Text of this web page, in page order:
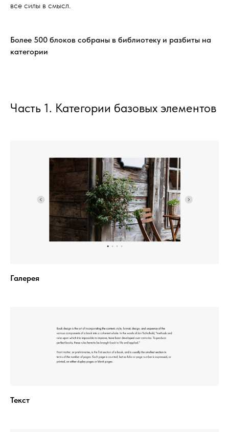
все силы в смысл.
Более 500 блоков собраны в библиотеку и разбиты на
категории
Часть 1. Категории базовых элементов
Галерея
Текст